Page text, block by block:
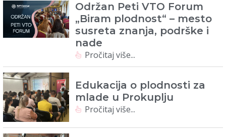
Održan Peti VTO Forum
„Biram plodnost“ – mesto
susreta znanja, podrške i
nade
Pročitaj više...
Edukacija o plodnosti za
mlade u Prokuplju
Pročitaj više...